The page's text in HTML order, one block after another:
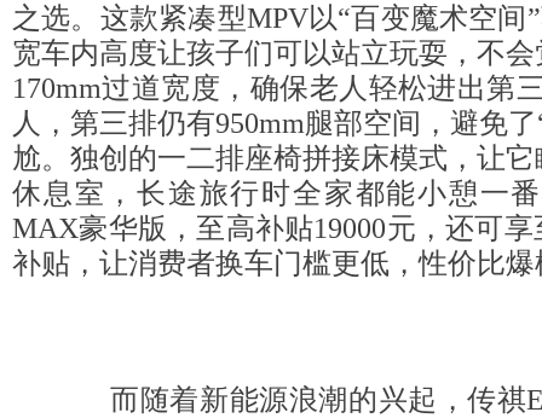
之选。这款紧凑型MPV以“百变魔术空间
宽车内高度让孩子们可以站立玩耍，不
170mm过道宽度，确保老人轻松进出第
人，第三排仍有950mm腿部空间，避免
尬。独创的一二排座椅拼接床模式，让
休息室，长途旅行时全家都能小憩一
MAX豪华版，至高补贴19000元，还可享
补贴，让消费者换车门槛更低，性价比爆
而随着新能源浪潮的兴起，传祺